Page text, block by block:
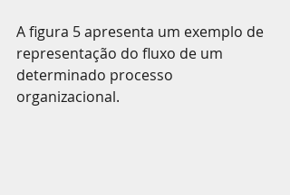
A figura 5 apresenta um exemplo de
representação do fluxo de um
determinado processo
organizacional.